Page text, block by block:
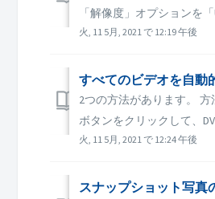
「解像度」オプションを
火, 11 5月, 2021 で 12:19 午後
すべてのビデオを自動
2つの方法があります。
ボタンをクリックして、
火, 11 5月, 2021 で 12:24 午後
スナップショット写真